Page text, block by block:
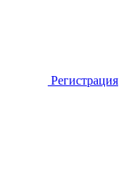
Регистрация